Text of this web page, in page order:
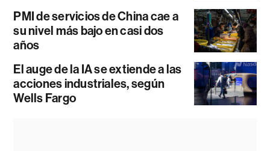
PMI de servicios de China cae a
su nivel más bajo en casi dos
años
El auge de la IA se extiende a las
acciones industriales, según
Wells Fargo